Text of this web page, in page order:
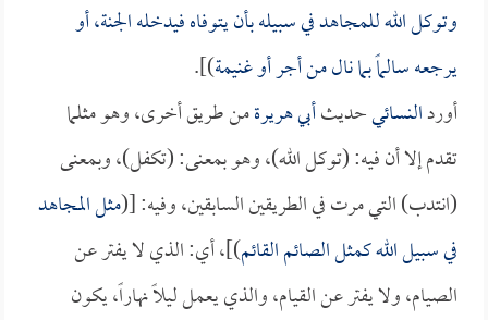
وتوكل الله للمجاهد في سبيله بأن يتوفاه فيدخله الجنة، أو
يرجعه سالماً بما نال من أجر أو غنيمة)].
أوردالنسائيحديثأبي هريرةمن طريق أخرى، وهو مثلما
تقدم إلا أن فيه: (توكل الله)، وهو بمعنى: (تكفل)، وبمعنى
(انتدب) التي مرت في الطريقين السابقين، وفيه: [(مثل المجاهد
في سبيل الله كمثل الصائم القائم)]، أي: الذي لا يفتر عن
الصيام، ولا يفتر عن القيام، والذي يعمل ليلاً نهاراً، يكون